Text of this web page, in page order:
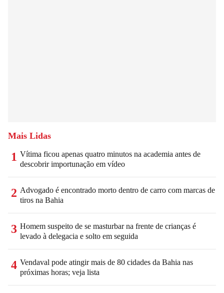
Mais Lidas
1 Vítima ficou apenas quatro minutos na academia antes de
descobrir importunação em vídeo
2 Advogado é encontrado morto dentro de carro com marcas de
tiros na Bahia
3 Homem suspeito de se masturbar na frente de crianças é
levado à delegacia e solto em seguida
4 Vendaval pode atingir mais de 80 cidades da Bahia nas
próximas horas; veja lista